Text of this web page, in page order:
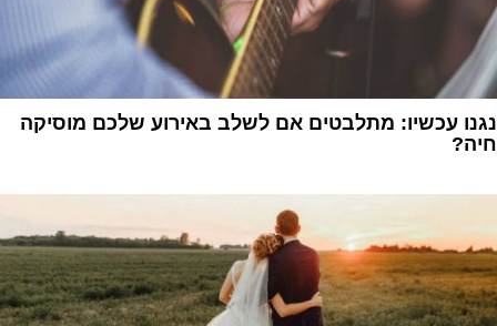
נגנו עכשיו: מתלבטים אם לשלב באירוע שלכם מוסיקה
חיה?